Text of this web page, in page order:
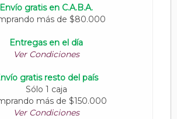
Envío gratis en C.A.B.A.
más de $80.000
Entregas en el día
Ver Condiciones
gratis resto del país
Sólo 1 caja
más de $150.000
Ver Condiciones